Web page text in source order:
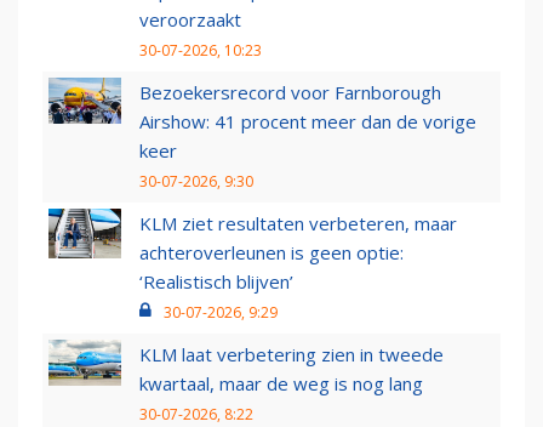
veroorzaakt
30-07-2026, 10:23
Bezoekersrecord voor Farnborough
Airshow: 41 procent meer dan de vorige
keer
30-07-2026, 9:30
KLM ziet resultaten verbeteren, maar
achteroverleunen is geen optie:
‘Realistisch blijven’
30-07-2026, 9:29
KLM laat verbetering zien in tweede
kwartaal, maar de weg is nog lang
30-07-2026, 8:22